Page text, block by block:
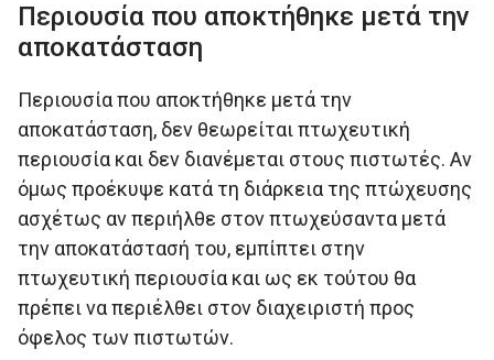
Περιουσία που αποκτήθηκε μετά την
αποκατάσταση
Περιουσία που αποκτήθηκε μετά την
αποκατάσταση, δεν θεωρείται πτωχευτική
περιουσία και δεν διανέμεται στους πιστωτές. Αν
όμως προέκυψε κατά τη διάρκεια της πτώχευσης
ασχέτως αν περιήλθε στον πτωχεύσαντα μετά
την αποκατάστασή του, εμπίπτει στην
πτωχευτική περιουσία και ως εκ τούτου θα
πρέπει να περιέλθει στον διαχειριστή προς
όφελος των πιστωτών.